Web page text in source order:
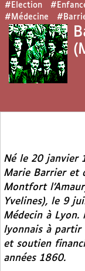
#Election
#Médecine
Né le 20 janvier
Marie Barrier et
Montfort
Yvelines), le 9
Médecin à Lyon.
lyonnais à partir
et soutien
années 1860.